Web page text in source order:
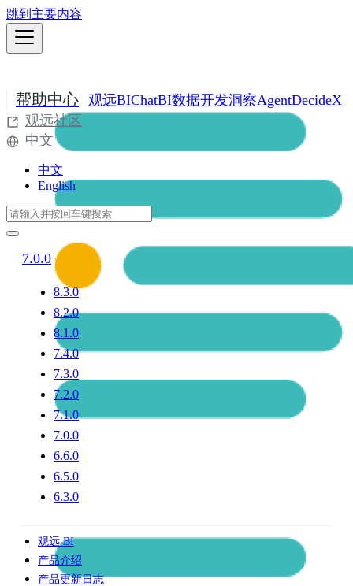
跳到主要内容
帮助中心 观远BIChatBI数据开发洞察AgentDecideX
观远社区
中文
中文
English
7.0.0
8.3.0
8.2.0
8.1.0
7.4.0
7.3.0
7.2.0
7.1.0
7.0.0
6.6.0
6.5.0
6.3.0
观远 BI
产品介绍
产品更新日志